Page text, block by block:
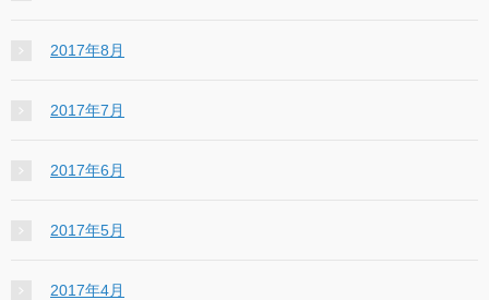
2017年8月
2017年7月
2017年6月
2017年5月
2017年4月